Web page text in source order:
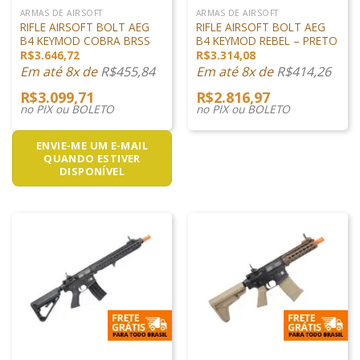
ARMAS DE AIRSOFT
RIFLE AIRSOFT BOLT AEG
B4 KEYMOD COBRA BRSS
R$3.646,72
Em até 8x deR$455,84
R$3.099,71
no PIX ou BOLETO
ENVIE-ME UM E-MAIL
QUANDO ESTIVER
DISPONÍVEL
ARMAS DE AIRSOFT
RIFLE AIRSOFT BOLT AEG
B4 KEYMOD REBEL – PRETO
R$3.314,08
Em até 8x deR$414,26
R$2.816,97
no PIX ou BOLETO